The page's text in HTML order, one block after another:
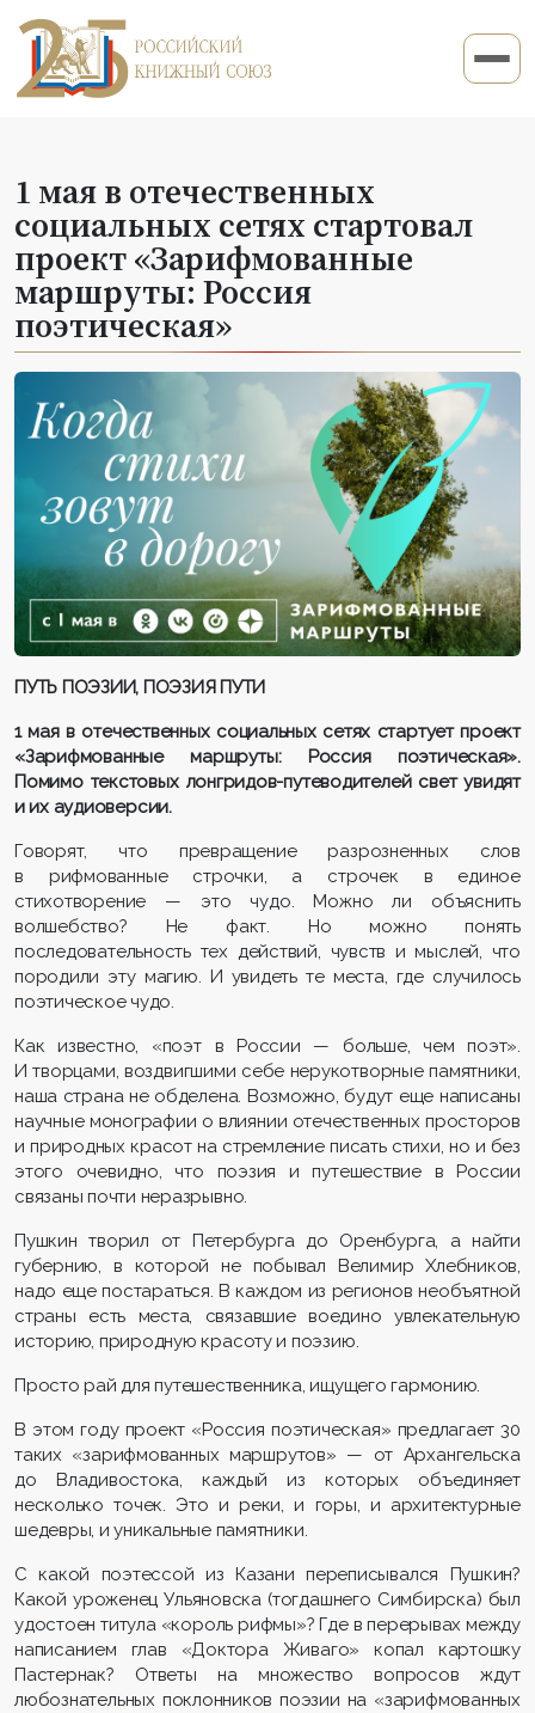
1 мая в отечественных
социальных сетях стартовал
проект «Зарифмованные
маршруты: Россия
поэтическая»
ПУТЬ ПОЭЗИИ, ПОЭЗИЯ ПУТИ
1 мая в отечественных социальных сетях стартует проект
«Зарифмованные маршруты: Россия поэтическая».
Помимо текстовых лонгридов-путеводителей свет увидят
и их аудиоверсии.
Говорят, что превращение разрозненных слов
в рифмованные строчки, а строчек в единое
стихотворение — это чудо. Можно ли объяснить
волшебство? Не факт. Но можно понять
последовательность тех действий, чувств и мыслей, что
породили эту магию. И увидеть те места, где случилось
поэтическое чудо.
Как известно, «поэт в России — больше, чем поэт».
И творцами, воздвигшими себе нерукотворные памятники,
наша страна не обделена. Возможно, будут еще написаны
научные монографии о влиянии отечественных просторов
и природных красот на стремление писать стихи, но и без
этого очевидно, что поэзия и путешествие в России
связаны почти неразрывно.
Пушкин творил от Петербурга до Оренбурга, а найти
губернию, в которой не побывал Велимир Хлебников,
надо еще постараться. В каждом из регионов необъятной
страны есть места, связавшие воедино увлекательную
историю, природную красоту и поэзию.
Просто рай для путешественника, ищущего гармонию.
В этом году проект «Россия поэтическая» предлагает 30
таких «зарифмованных маршрутов» — от Архангельска
до Владивостока, каждый из которых объединяет
несколько точек. Это и реки, и горы, и архитектурные
шедевры, и уникальные памятники.
С какой поэтессой из Казани переписывался Пушкин?
Какой уроженец Ульяновска (тогдашнего Симбирска) был
удостоен титула «король рифмы»? Где в перерывах между
написанием глав «Доктора Живаго» копал картошку
Пастернак? Ответы на множество вопросов ждут
любознательных поклонников поэзии на «зарифмованных